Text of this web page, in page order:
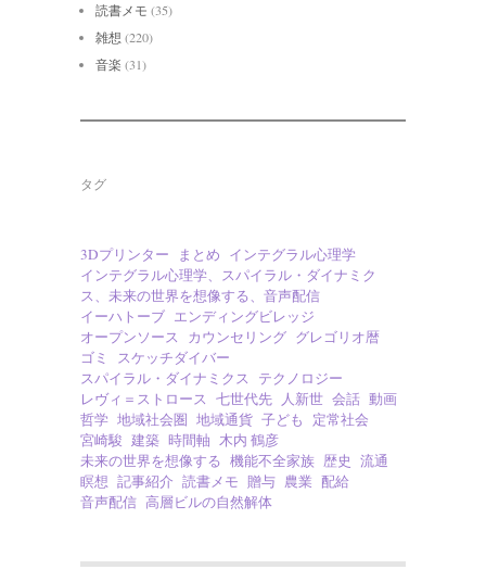
読書メモ (35)
雑想 (220)
音楽 (31)
タグ
3Dプリンター まとめ インテグラル心理学
インテグラル心理学、スパイラル・ダイナミク
ス、未来の世界を想像する、音声配信
イーハトーブ エンディングビレッジ
オープンソース
カウンセリング グレゴリオ暦
ゴミ
スケッチダイバー
スパイラル・ダイナミクス
テクノロジー
レヴィ＝ストロース 七世代先 人新世 会話 動画
哲学 地域社会圏 地域通貨 子ども
定常社会
宮崎駿 建築 時間軸 木内 鶴彦
未来の世界を想像する 機能不全家族 歴史 流通
瞑想 記事紹介 読書メモ 贈与 農業 配給
音声配信 高層ビルの自然解体